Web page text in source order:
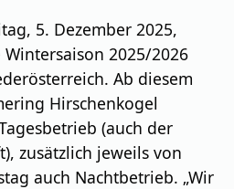
5. Dezember 2025,
2025/2026
Ab diesem
Hirschenkogel
(auch der
zusätzlich jeweils von
auch Nachtbetrieb. „Wir